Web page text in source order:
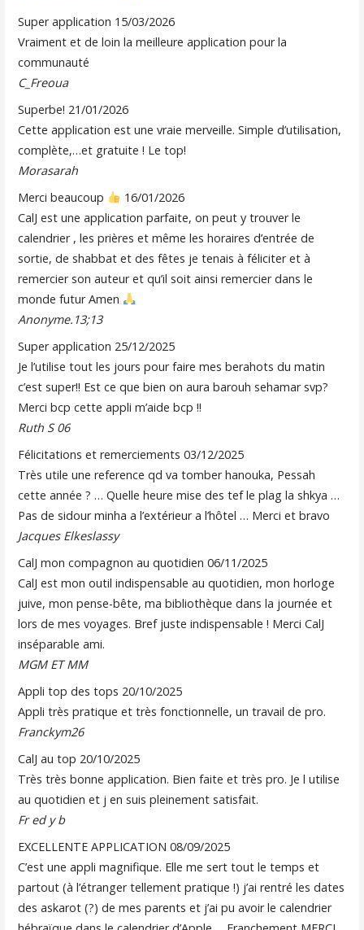
Super application 15/03/2026
Vraiment et de loin la meilleure application pour la
communauté
C_Freoua
Superbe! 21/01/2026
Cette application est une vraie merveille. Simple d’utilisation,
complète,…et gratuite ! Le top!
Morasarah
Merci beaucoup
16/01/2026
CalJ est une application parfaite, on peut y trouver le
calendrier , les prières et même les horaires d’entrée de
sortie, de shabbat et des fêtes je tenais à féliciter et à
remercier son auteur et qu’il soit ainsi remercier dans le
monde futur Amen
Anonyme.13;13
Super application 25/12/2025
Je l’utilise tout les jours pour faire mes berahots du matin
c’est super!! Est ce que bien on aura barouh sehamar svp?
Merci bcp cette appli m’aide bcp !!
Ruth S 06
Félicitations et remerciements03/12/2025
Très utile une reference qd va tomber hanouka, Pessah
cette année ? … Quelle heure mise des tef le plag la shkya …
Pas de sidour minha a l’extérieur a l’hôtel … Merci et bravo
Jacques Elkeslassy
CalJ mon compagnon au quotidien06/11/2025
CalJ est mon outil indispensable au quotidien, mon horloge
juive, mon pense-bête, ma bibliothèque dans la journée et
lors de mes voyages. Bref juste indispensable ! Merci CalJ
inséparable ami.
MGM ET MM
Appli top des tops 20/10/2025
Appli très pratique et très fonctionnelle, un travail de pro.
Franckym26
CalJ au top 20/10/2025
Très très bonne application. Bien faite et très pro. Je l utilise
au quotidien et j en suis pleinement satisfait.
Fr ed y b
EXCELLENTE APPLICATION08/09/2025
C’est une appli magnifique. Elle me sert tout le temps et
partout (à l’étranger tellement pratique !) j’ai rentré les dates
des askarot (?) de mes parents et j’ai pu avoir le calendrier